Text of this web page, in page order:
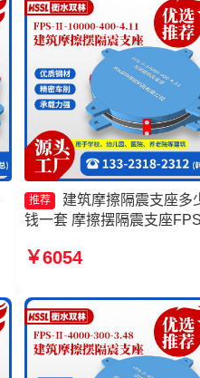
推荐
建筑摩擦隔震支座多
钱一套 摩擦摆隔震支座
复摆隔震支座生产厂家 摩
4.11生产厂家
￥6054